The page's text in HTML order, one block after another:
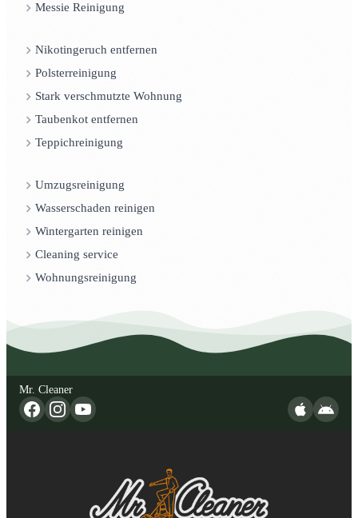
Messie Reinigung
Nikotingeruch entfernen
Polsterreinigung
Stark verschmutzte Wohnung
Taubenkot entfernen
Teppichreinigung
Umzugsreinigung
Wasserschaden reinigen
Wintergarten reinigen
Cleaning service
Wohnungsreinigung
Mr. Cleaner